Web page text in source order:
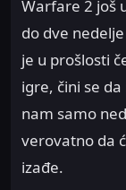
Warfare 2 još
do dve
je u prošlosti
igre, čini se
nam samo
verovatno da
izađe.